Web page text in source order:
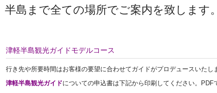
半島まで全ての場所でご案内を致します
津軽半島観光ガイドモデルコース
行き先や所要時間はお客様の要望に合わせてガイドがプロデュースいたし
津軽半島観光ガイドについての申込書は下記から印刷してください。PDF